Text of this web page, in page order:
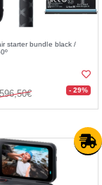
starter bundle black /
596,50€ - 29%